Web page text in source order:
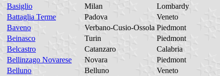
Basiglio
Milan
Lombardy
Battaglia Terme
Padova
Veneto
Baveno
Verbano-Cusio-Ossola Piedmont
Beinasco
Turin
Piedmont
Belcastro
Catanzaro
Calabria
Bellinzago Novarese
Novara
Piedmont
Belluno
Belluno
Veneto